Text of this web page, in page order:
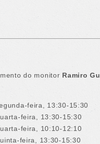
do monitor Ramiro
feira, 13:30-15:30
feira, 13:30-15:30
feira, 10:10-12:10
feira, 13:30-15:30